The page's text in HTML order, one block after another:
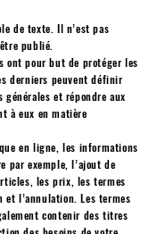
de texte. Il n’est pas
publié.
ont pour but de protéger les
derniers peuvent définir
et répondre aux
à eux en matière
en ligne, les informations
par exemple, l’ajout de
les prix, les termes
l’annulation. Les termes
contenir des titres